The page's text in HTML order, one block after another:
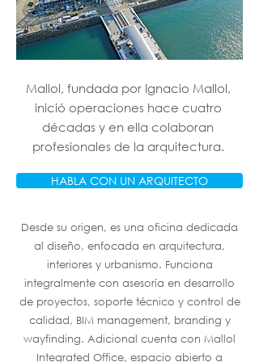
Mallol, fundada por Ignacio Mallol,
inició operaciones hace cuatro
décadas y en ella colaboran
profesionales de la arquitectura.
HABLA CON UN ARQUITECTO
Desde su origen, es una oficina dedicada
al diseño, enfocada en arquitectura,
interiores y urbanismo. Funciona
integralmente con asesoría en desarrollo
de proyectos, soporte técnico y control de
calidad, BIM management, branding y
wayfinding. Adicional cuenta con Mallol
Integrated Office, espacio abierto a